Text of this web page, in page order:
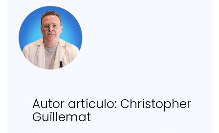
Autor artículo: Christopher
Guillemat